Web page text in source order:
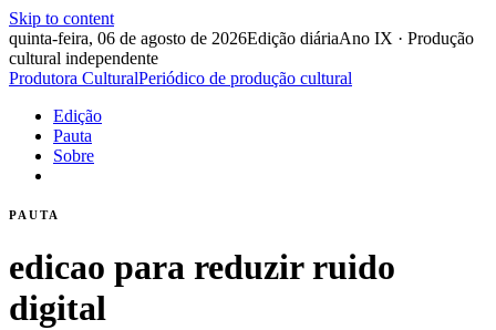
Skip to content
quinta-feira, 06 de agosto de 2026Edição diáriaAno IX · Produção
cultural independente
Produtora CulturalPeriódico de produção cultural
Edição
Pauta
Sobre
PAUTA
edicao para reduzir ruido
digital